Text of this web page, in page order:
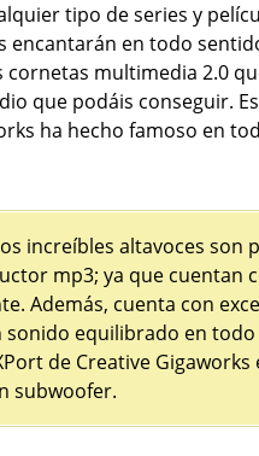
tipo de series y
encantarán en todo
cornetas multimedia 2.0
que podáis conseguir.
ha hecho famoso en
increíbles altavoces
mp3; ya que cuentan
Además, cuenta con
equilibrado en
de Creative
subwoofer.